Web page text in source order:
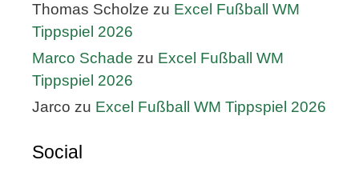
Thomas Scholze zu Excel Fußball WM
Tippspiel 2026
Marco Schade zu Excel Fußball WM
Tippspiel 2026
Jarco zu Excel Fußball WM Tippspiel 2026
Social